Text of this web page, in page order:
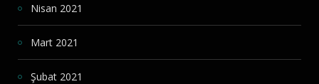
Nisan 2021
Mart 2021
Şubat 2021